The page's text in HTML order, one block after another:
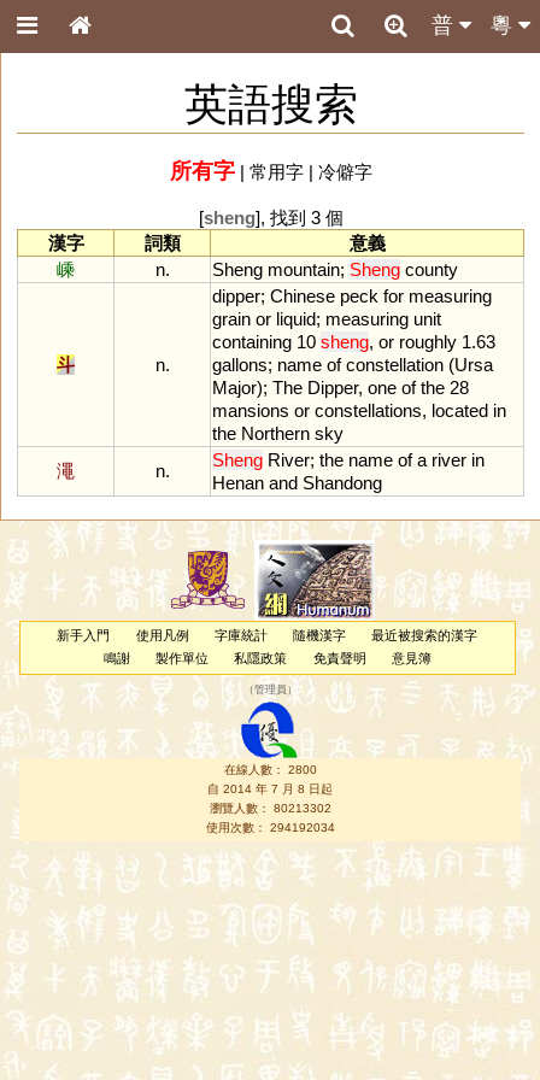
粵
普
英語搜索
所有字| 常用字| 冷僻字
[sheng], 找到 3 個
漢字
詞類
意義
嵊
n. Sheng mountain; Sheng county
斗 n.
dipper; Chinese peck for measuring
grain or liquid; measuring unit
containing 10 sheng, or roughly 1.63
gallons; name of constellation (Ursa
Major); The Dipper, one of the 28
mansions or constellations, located in
the Northern sky
澠
n.
Sheng River; the name of a river in
Henan and Shandong
新手入門 使用凡例 字庫統計 隨機漢字
最近被搜索的漢字
鳴謝
製作單位 私隱政策 免責聲明 意見簿
（管理員 ）
在線人數： 2800
自 2014 年 7 月 8 日起
瀏覽人數： 80213302
使用次數： 294192034